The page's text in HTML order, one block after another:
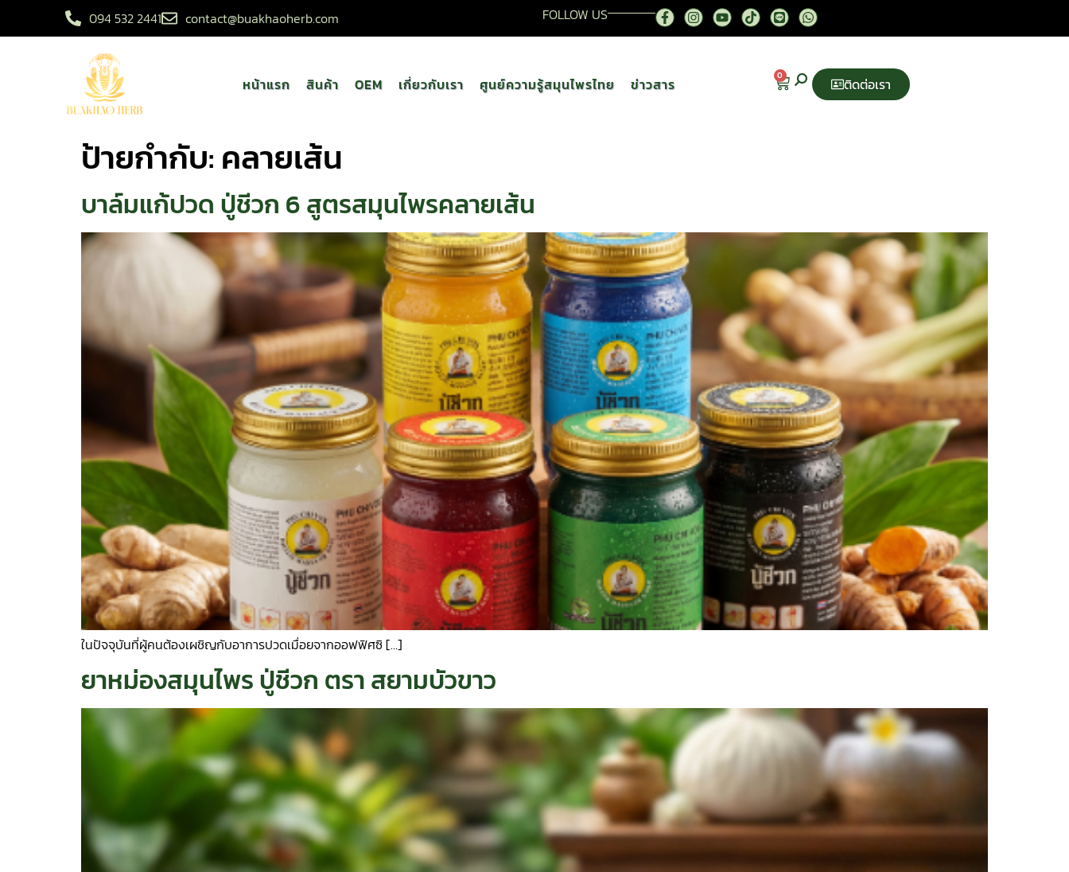
094 532 2441 contact@buakhaoherb.com FOLLOW US
หน้าแรก สินค้า OEM เกี่ยวกับเรา ศูนย์ความรู้สมุนไพรไทย ข่าวสาร 0 ติดต่อเรา
ป้ายกำกับ: คลายเส้น
บาล์มแก้ปวด ปู่ชีวก 6 สูตรสมุนไพรคลายเส้น
ในปัจจุบันที่ผู้คนต้องเผชิญกับอาการปวดเมื่อยจากออฟฟิศซิ […]
ยาหม่องสมุนไพร ปู่ชีวก ตรา สยามบัวขาว